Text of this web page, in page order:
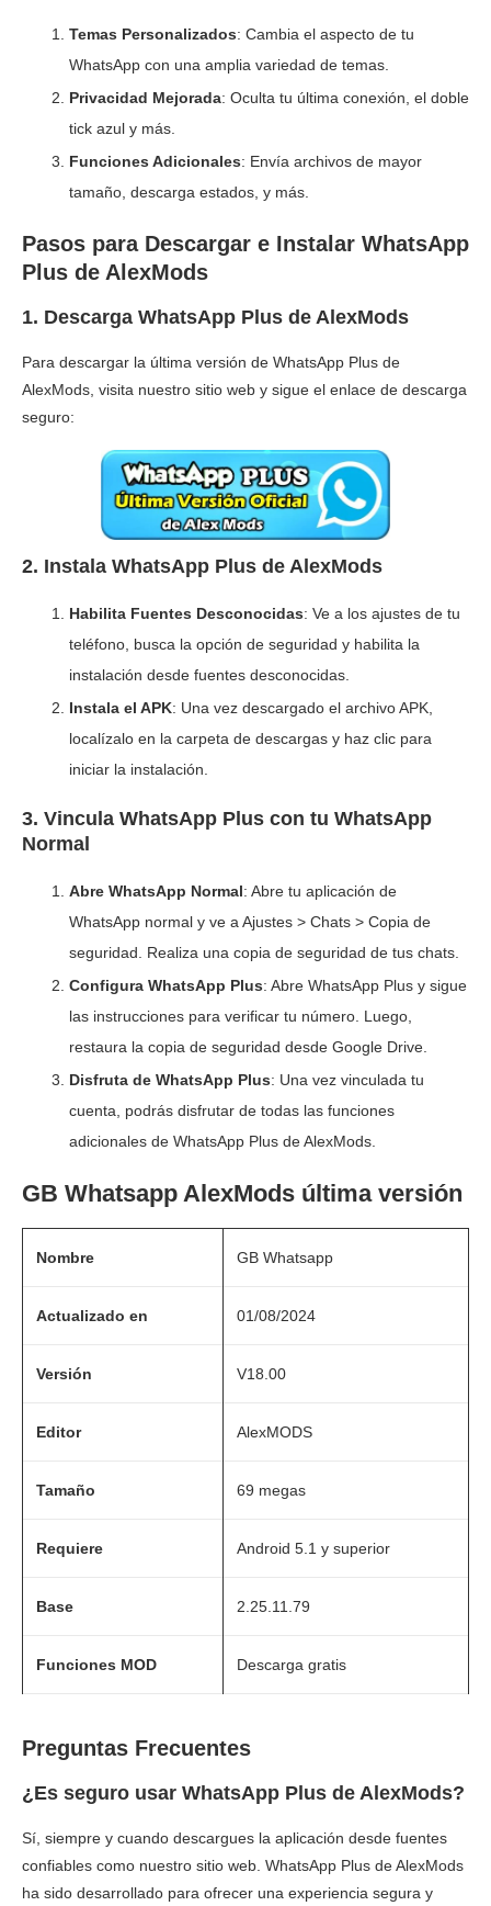
Temas Personalizados: Cambia el aspecto de tu
WhatsApp con una amplia variedad de temas.
Privacidad Mejorada: Oculta tu última conexión, el doble
tick azul y más.
Funciones Adicionales: Envía archivos de mayor
tamaño, descarga estados, y más.
Pasos para Descargar e Instalar WhatsApp
Plus de AlexMods
1. Descarga WhatsApp Plus de AlexMods
Para descargar la última versión de WhatsApp Plus de
AlexMods, visita nuestro sitio web y sigue el enlace de descarga
seguro:
2. Instala WhatsApp Plus de AlexMods
Habilita Fuentes Desconocidas: Ve a los ajustes de tu
teléfono, busca la opción de seguridad y habilita la
instalación desde fuentes desconocidas.
Instala el APK: Una vez descargado el archivo APK,
localízalo en la carpeta de descargas y haz clic para
iniciar la instalación.
3. Vincula WhatsApp Plus con tu WhatsApp
Normal
Abre WhatsApp Normal: Abre tu aplicación de
WhatsApp normal y ve a Ajustes > Chats > Copia de
seguridad. Realiza una copia de seguridad de tus chats.
Configura WhatsApp Plus: Abre WhatsApp Plus y sigue
las instrucciones para verificar tu número. Luego,
restaura la copia de seguridad desde Google Drive.
Disfruta de WhatsApp Plus: Una vez vinculada tu
cuenta, podrás disfrutar de todas las funciones
adicionales de WhatsApp Plus de AlexMods.
GB Whatsapp AlexMods última versión
Nombre GB Whatsapp
Actualizado en 01/08/2024
Versión V18.00
Editor AlexMODS
Tamaño 69 megas
Requiere Android 5.1 y superior
Base 2.25.11.79
Funciones MOD Descarga gratis
Preguntas Frecuentes
¿Es seguro usar WhatsApp Plus de AlexMods?
Sí, siempre y cuando descargues la aplicación desde fuentes
confiables como nuestro sitio web. WhatsApp Plus de AlexMods
ha sido desarrollado para ofrecer una experiencia segura y